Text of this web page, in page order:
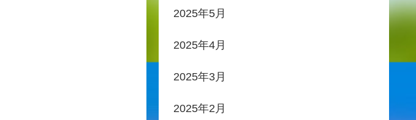
2025年5月
2025年4月
2025年3月
2025年2月